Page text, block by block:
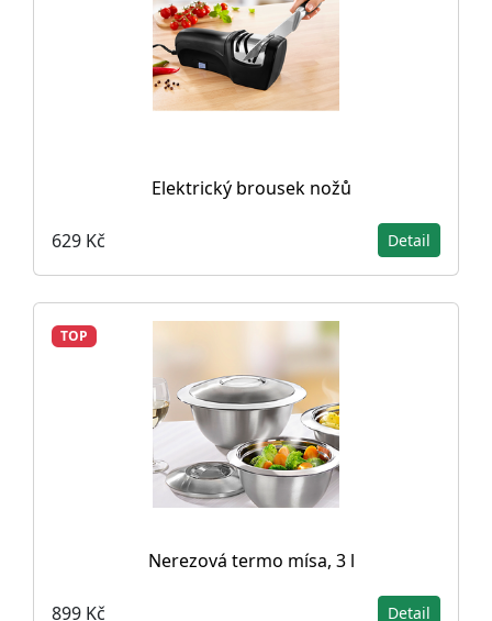
Elektrický brousek nožů
629 Kč Detail
TOP
Nerezová termo mísa, 3 l
899 Kč Detail